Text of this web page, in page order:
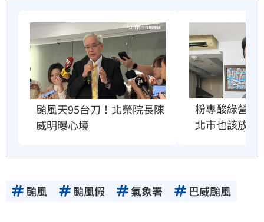
颱風天95台刀！北榮院長陳
威明曝心境
粉專酸綠營颱
北市也該放4天
颱風 颱風假 氣象署 巴威颱風